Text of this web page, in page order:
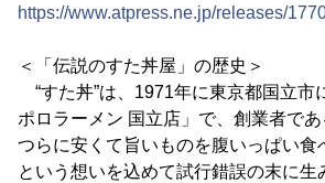
https://www.atpress.ne.jp/releases/
＜「伝説のすた丼屋」の歴史＞
“すた丼”は、1971年に東京都国立市
ポロラーメン 国立店」で、創業者で
つらに安くて旨いものを腹いっぱい食
という想いを込めて試行錯誤の末に生